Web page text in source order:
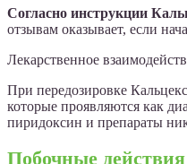
Согласно инструкции
отзывам оказывает, если
Лекарственное
При передозировке
которые проявляются как
пиридоксин и препараты
Побочные действия